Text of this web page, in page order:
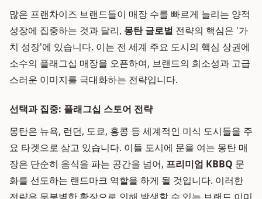
많은 프랜차이즈 브랜드들이 매장 수를 빠르게 늘리는 양적
성장에 집중하는 것과 달리, 몽탄 글로벌 전략의 핵심은 '가
치 성장'에 있습니다. 이는 전 세계 주요 도시의 핵심 상권에
소수의 플래그십 매장을 오픈하여, 브랜드의 희소성과 고급
스러운 이미지를 극대화하는 전략입니다.
선택과 집중: 플래그십 스토어 전략
몽탄은 뉴욕, 런던, 도쿄, 홍콩 등 세계적인 미식 도시들을 주
요 타겟으로 삼고 있습니다. 이들 도시에 문을 여는 몽탄 매
장은 단순히 음식을 파는 공간을 넘어, 프리미엄 KBBQ 문
화를 선도하는 랜드마크 역할을 하게 될 것입니다. 이러한